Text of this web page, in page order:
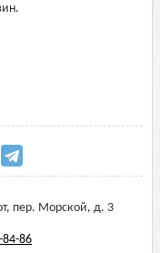
пер. Морской, д. 3
84-86